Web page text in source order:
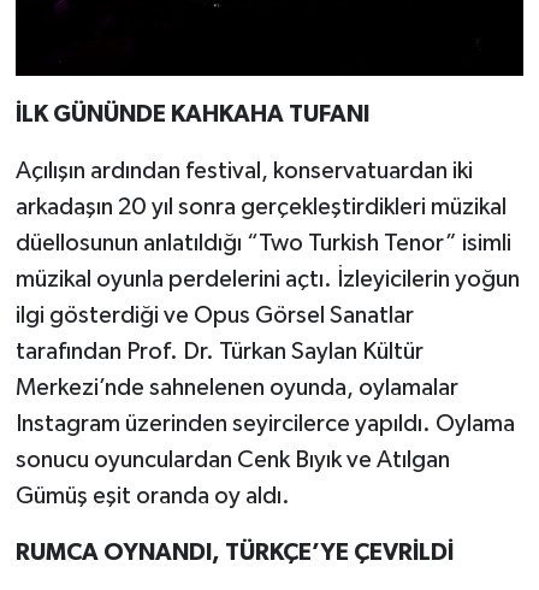
İLK GÜNÜNDE KAHKAHA TUFANI
Açılışın ardından festival, konservatuardan iki
arkadaşın 20 yıl sonra gerçekleştirdikleri müzikal
düellosunun anlatıldığı “Two Turkish Tenor” isimli
müzikal oyunla perdelerini açtı. İzleyicilerin yoğun
ilgi gösterdiği ve Opus Görsel Sanatlar
tarafından Prof. Dr. Türkan Saylan Kültür
Merkezi’nde sahnelenen oyunda, oylamalar
Instagram üzerinden seyircilerce yapıldı. Oylama
sonucu oyunculardan Cenk Bıyık ve Atılgan
Gümüş eşit oranda oy aldı.
RUMCA OYNANDI, TÜRKÇE’YE ÇEVRİLDİ